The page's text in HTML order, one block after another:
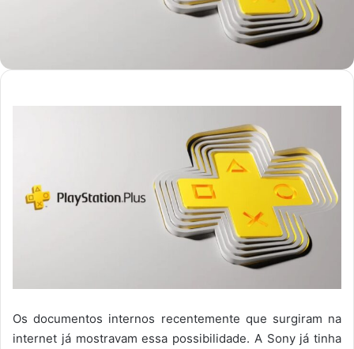
Os documentos internos recentemente que surgiram na
internet já mostravam essa possibilidade. A Sony já tinha